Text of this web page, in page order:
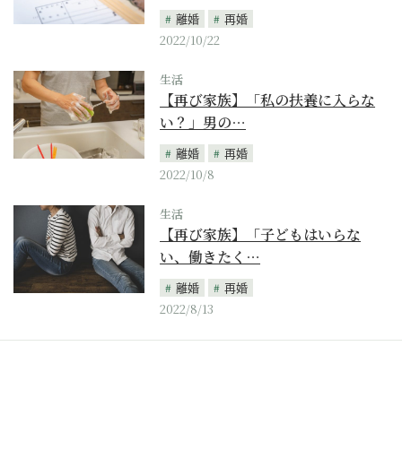
離婚
再婚
2022/10/22
生活
【再び家族】「私の扶養に入らな
い？」男の…
離婚
再婚
2022/10/8
生活
【再び家族】「子どもはいらな
い、働きたく…
離婚
再婚
2022/8/13